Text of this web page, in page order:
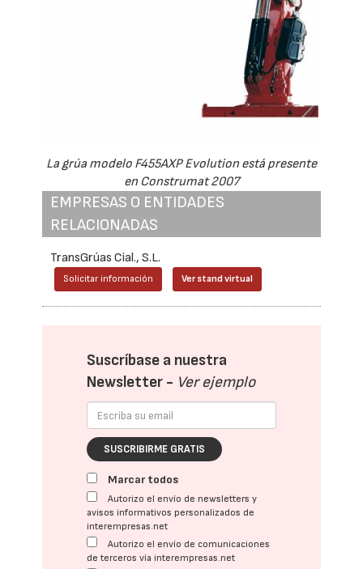
La grúa modelo F455AXP Evolution está presente
en Construmat 2007
EMPRESAS O ENTIDADES
RELACIONADAS
TransGrúas Cial., S.L.
Solicitar información Ver stand virtual
Suscríbase a nuestra
Newsletter - Ver ejemplo
SUSCRIBIRME GRATIS
Marcar todos
Autorizo el envío de newsletters y
avisos informativos personalizados de
interempresas.net
Autorizo el envío de comunicaciones
de terceros vía interempresas.net